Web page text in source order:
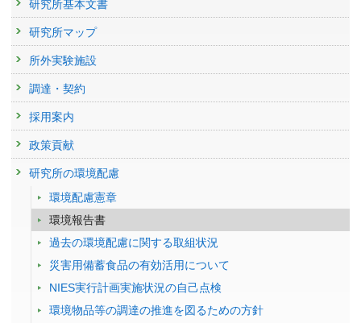
研究所基本文書
研究所マップ
所外実験施設
調達・契約
採用案内
政策貢献
研究所の環境配慮
環境配慮憲章
環境報告書
過去の環境配慮に関する取組状況
災害用備蓄食品の有効活用について
NIES実行計画実施状況の自己点検
環境物品等の調達の推進を図るための方針